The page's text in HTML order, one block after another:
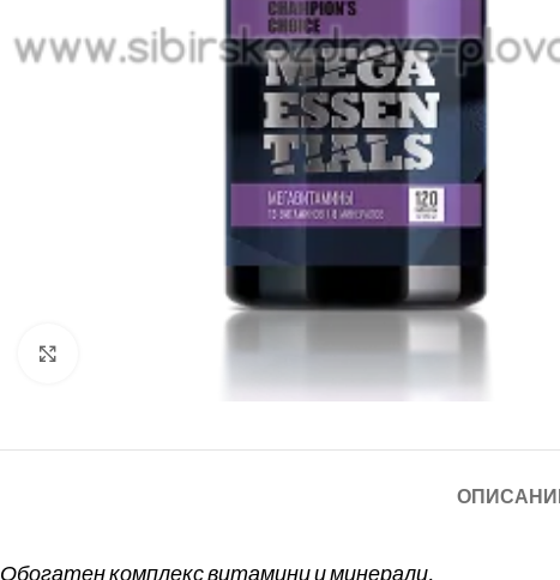
Обогатен комплекс витамини и минерали.